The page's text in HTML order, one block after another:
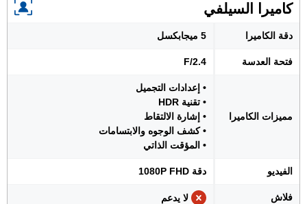
كاميرا السيلفي
دقة الكاميرا 5 ميجابكسل
فتحة العدسة F/2.4
مميزات الكاميرا
• إعدادات التجميل
• تقنية HDR
• إشارة الالتقاط
• كشف الوجوه والابتسامات
• المؤقت الذاتي
الفيديو دقة 1080P FHD
فلاش لا يدعم